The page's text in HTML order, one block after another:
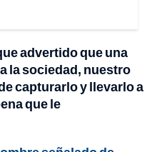
advertido que una
la sociedad, nuestro
capturarlo y llevarlo a
que le